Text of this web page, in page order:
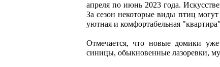
апреля по июнь 2023 года.
За сезон некоторые виды птиц
уютная и комфортабельная
Отмечается, что новые домики
синицы, обыкновенные лазоревки,